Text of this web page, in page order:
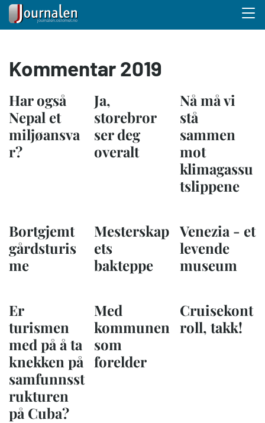
hovedinnhold
Kommentar 2019
Har også
Nepal et
miljøansva
r?
Ja,
storebror
ser deg
overalt
Nå må vi
stå
sammen
mot
klimagassu
tslippene
Bortgjemt
gårdsturis
me
Mesterskap
ets
bakteppe
Venezia - et
levende
museum
Er
turismen
med på å ta
knekken på
samfunnsst
rukturen
på Cuba?
Med
kommunen
som
forelder
Cruisekont
roll, takk!